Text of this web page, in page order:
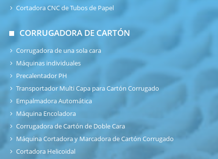
Cortadora CNC de Tubos de Papel
CORRUGADORA DE CARTÓN
Corrugadora de una sola cara
Máquinas individuales
Precalentador PH
Transportador Multi Capa para Cartón Corrugado
Empalmadora Automática
Máquina Encoladora
Corrugadora de Cartón de Doble Cara
Máquina Cortadora y Marcadora de Cartón Corrugado
Cortadora Helicoidal